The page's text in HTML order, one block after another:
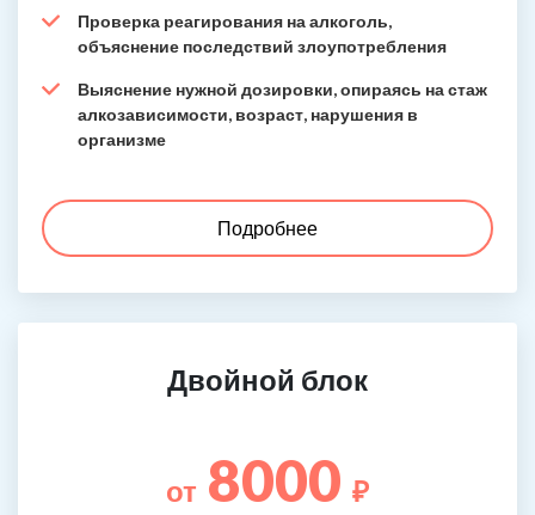
Проверка реагирования на алкоголь,
объяснение последствий злоупотребления
Выяснение нужной дозировки, опираясь на стаж
алкозависимости, возраст, нарушения в
организме
Подробнее
Двойной блок
от 8000 ₽